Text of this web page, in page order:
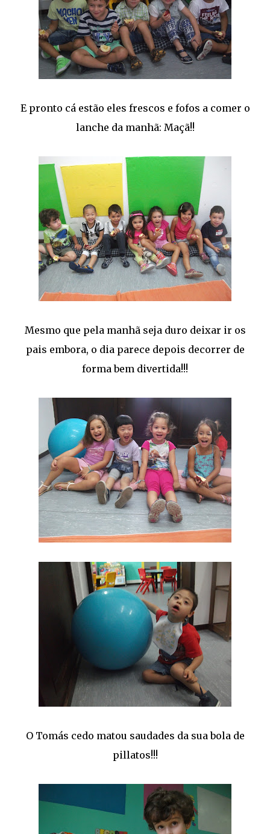
E pronto cá estão eles frescos e fofos a comer o
lanche da manhã: Maçã!!
Mesmo que pela manhã seja duro deixar ir os
pais embora, o dia parece depois decorrer de
forma bem divertida!!!
O Tomás cedo matou saudades da sua bola de
pillatos!!!